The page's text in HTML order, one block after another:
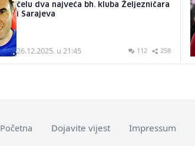
čelu dva najveća bh. kluba Željezničara
i Sarajeva
26.12.2025. u 21:45 112 258
Početna Dojavite vijest Impressum